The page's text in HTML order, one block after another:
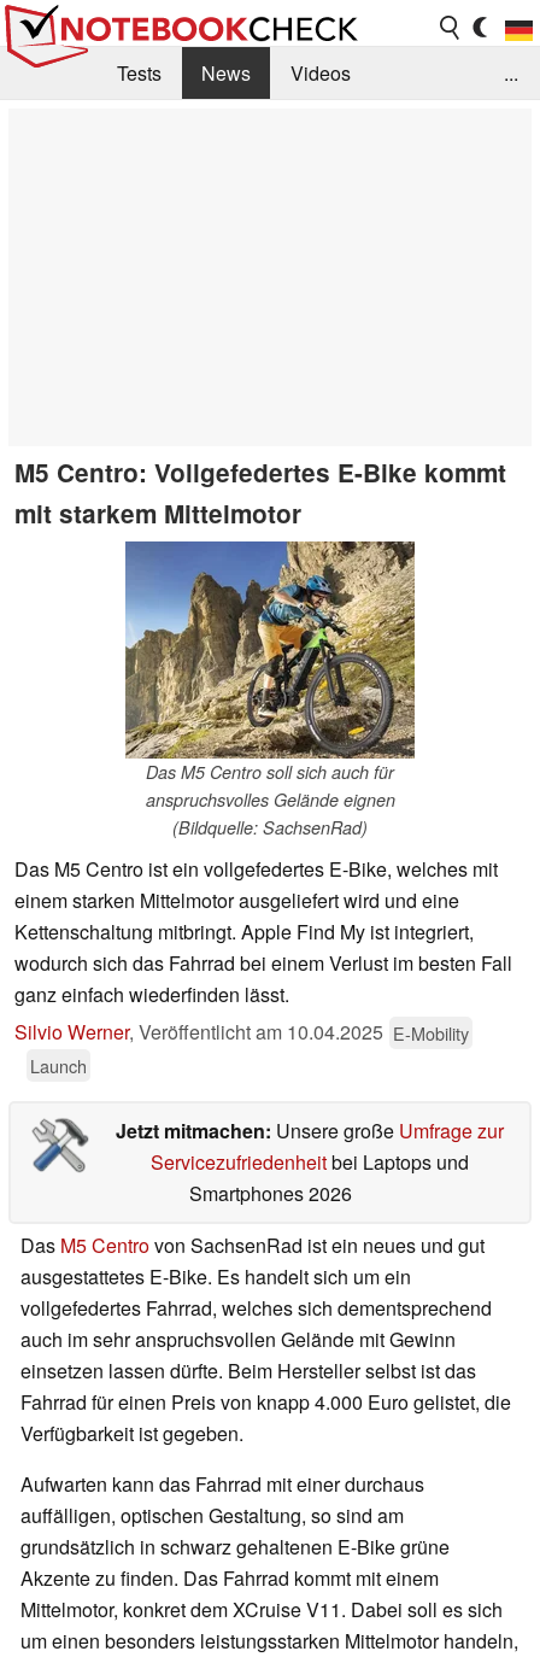
Tests News
Videos
...
M5 Centro: Vollgefedertes E-Bike kommt
mit starkem Mittelmotor
Das M5 Centro soll sich auch für
anspruchsvolles Gelände eignen
(Bildquelle: SachsenRad)
Das M5 Centro ist ein vollgefedertes E-Bike, welches mit
einem starken Mittelmotor ausgeliefert wird und eine
Kettenschaltung mitbringt. Apple Find My ist integriert,
wodurch sich das Fahrrad bei einem Verlust im besten Fall
ganz einfach wiederfinden lässt.
Silvio Werner, Veröffentlicht am 10.04.2025 E-Mobility
Launch
Jetzt mitmachen: Unsere große Umfrage zur
Servicezufriedenheitbei Laptops und
Smartphones 2026
Das M5 Centrovon SachsenRad ist ein neues und gut
ausgestattetes E-Bike. Es handelt sich um ein
vollgefedertes Fahrrad, welches sich dementsprechend
auch im sehr anspruchsvollen Gelände mit Gewinn
einsetzen lassen dürfte. Beim Hersteller selbst ist das
Fahrrad für einen Preis von knapp 4.000 Euro gelistet, die
Verfügbarkeit ist gegeben.
Aufwarten kann das Fahrrad mit einer durchaus
auffälligen, optischen Gestaltung, so sind am
grundsätzlich in schwarz gehaltenen E-Bike grüne
Akzente zu finden. Das Fahrrad kommt mit einem
Mittelmotor, konkret dem XCruise V11. Dabei soll es sich
um einen besonders leistungsstarken Mittelmotor handeln,